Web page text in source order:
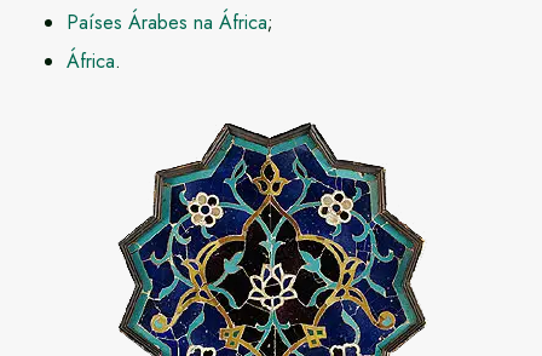
Países Árabes na África;
África.